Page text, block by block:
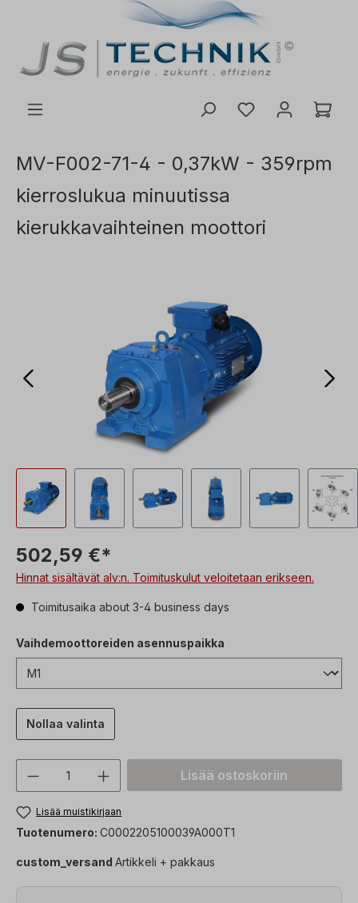
MV-F002-71-4 - 0,37kW - 359rpm
kierroslukua minuutissa
kierukkavaihteinen moottori
502,59 €*
Hinnat sisältävät alv:n. Toimituskulut veloitetaan erikseen.
Toimitusaika about 3-4 business days
Vaihdemoottoreiden asennuspaikka
Nollaa valinta
Tuotteen määrä: Syötä haluttu arvo tai
Lisää ostoskoriin
Lisää muistikirjaan
Tuotenumero: C0002205100039A000T1
custom_versand Artikkeli + pakkaus